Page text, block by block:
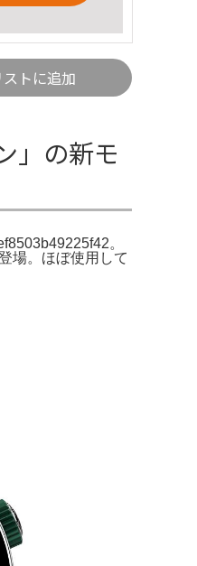
トに追加
」の新モ
。
場。ほぼ使用して